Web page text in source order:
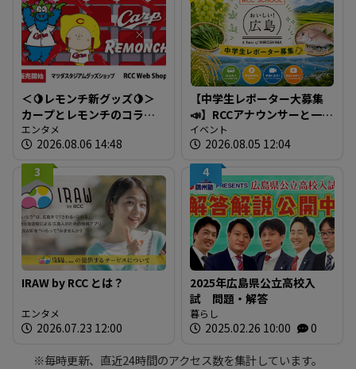
＜🍋レモンチ新グッズ🍋＞
カープとレモンチのコラボ
グッズが登場！
エンタメ
2026.08.06 14:48
【中学生レポーター大募集
📣】RCCアナウンサーと一緒
に「広島の食」の現場を取
材しよう！
イベント
2026.08.05 12:04
3
IRAW by RCC とは？
エンタメ
2026.07.23 12:00
4
2025年広島県公立高校入
試 問題・解答
暮らし
2025.02.26 10:00 0
※毎時更新、直近24時間のアクセス数を集計しています。